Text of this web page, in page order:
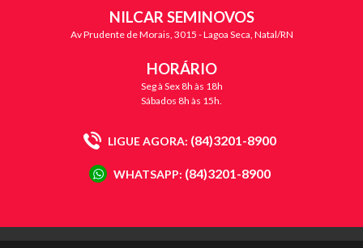
NILCAR SEMINOVOS
Av Prudente de Morais, 3015 - Lagoa Seca, Natal/RN
HORÁRIO
Seg à Sex 8h às 18h
Sábados 8h às 15h.
LIGUE AGORA: (84)3201-8900
WHATSAPP: (84)3201-8900